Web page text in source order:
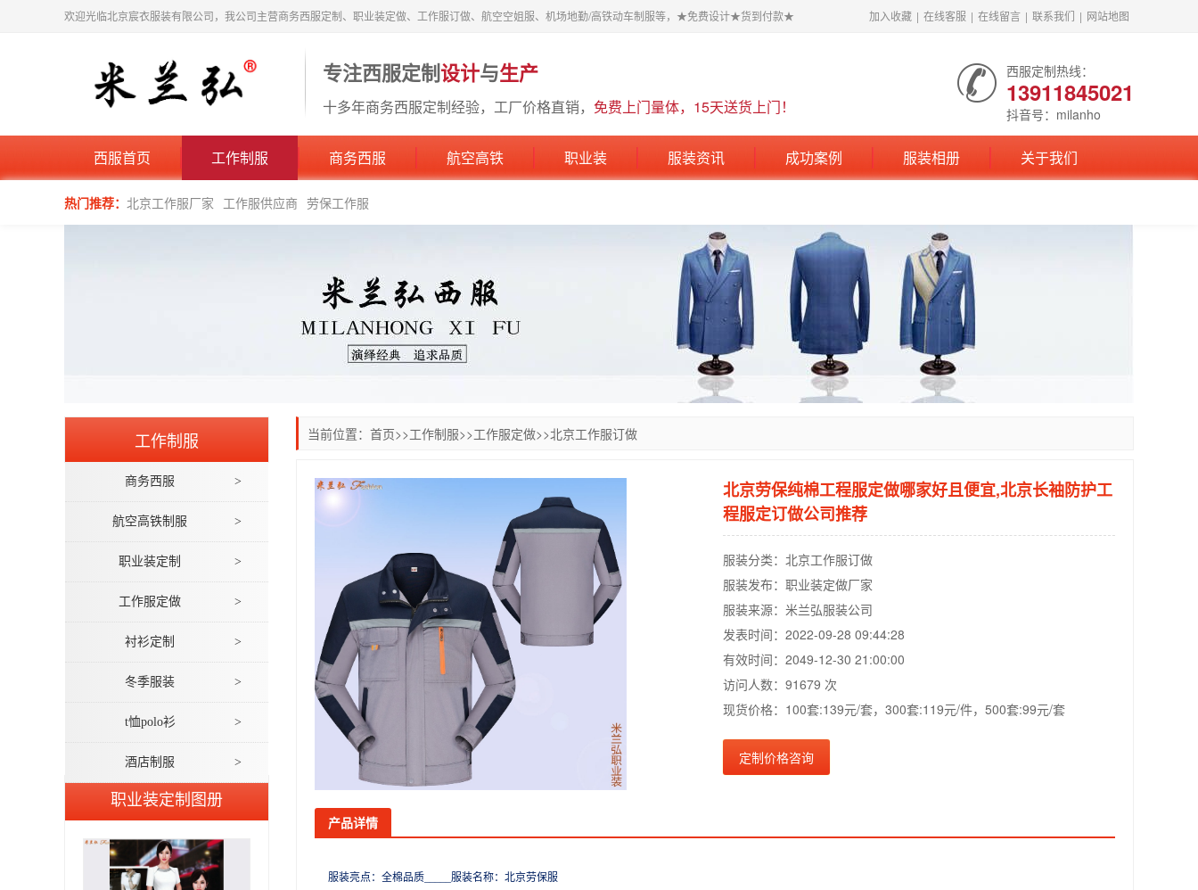
欢迎光临北京宸衣服装有限公司，我公司主营商务西服定制、职业装定做、工作服订做、航空空姐服、机场地勤/高铁动车制服等，★免费设计★货到付款★ 加入收藏 | 在线客服 | 在线留言 | 联系我们 | 网站地图
专注西服定制设计与生产
十多年商务西服定制经验，工厂价格直销， 免费上门量体，15天送货上门！
西服定制热线：
13911845021
抖音号：milanho
西服首页 工作制服 商务西服 航空高铁 职业装 服装资讯 成功案例 服装相册 关于我们
热门推荐： 北京工作服厂家 工作服供应商 劳保工作服
当前位置： 首页>>工作制服>>工作服定做>>北京工作服订做
北京劳保纯棉工程服定做哪家好且便宜,北京长袖防护工
程服定订做公司推荐
服装分类：北京工作服订做
服装发布：职业装定做厂家
服装来源：米兰弘服装公司
发表时间：2022-09-28 09:44:28
有效时间：2049-12-30 21:00:00
访问人数：91679 次
现货价格：100套:139元/套，300套:119元/件，500套:99元/套
定制价格咨询
产品详情
服装亮点： 全棉品质 _____服装名称：北京劳保服
工作制服
商务西服 >
航空高铁制服 >
职业装定制 >
工作服定做 >
衬衫定制 >
冬季服装 >
t恤polo衫 >
酒店制服 >
职业装定制图册